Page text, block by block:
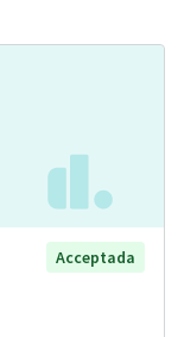
Acceptada